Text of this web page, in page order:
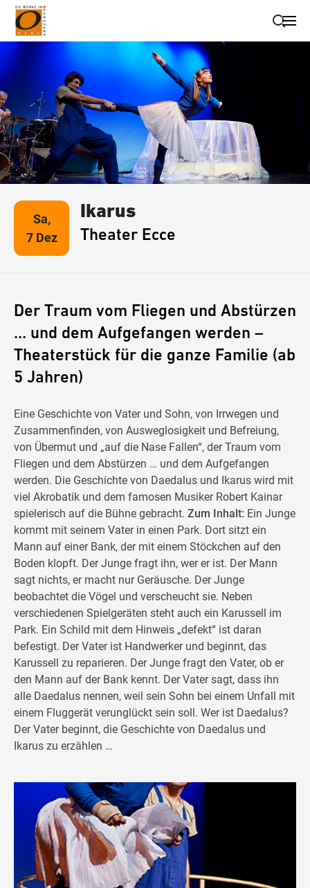
Suche schließen
Wegbeschreibung erhalten
Sa,
7 Dez
Ikarus
Theater Ecce
Der Traum vom Fliegen und Abstürzen
… und dem Aufgefangen werden –
Theaterstück für die ganze Familie (ab
5 Jahren)
Eine Geschichte von Vater und Sohn, von Irrwegen und
Zusammenfinden, von Ausweglosigkeit und Befreiung,
von Übermut und „auf die Nase Fallen“, der Traum vom
Fliegen und dem Abstürzen … und dem Aufgefangen
werden. Die Geschichte von Daedalus und Ikarus wird mit
viel Akrobatik und dem famosen Musiker Robert Kainar
spielerisch auf die Bühne gebracht. Zum Inhalt: Ein Junge
kommt mit seinem Vater in einen Park. Dort sitzt ein
Mann auf einer Bank, der mit einem Stöckchen auf den
Boden klopft. Der Junge fragt ihn, wer er ist. Der Mann
sagt nichts, er macht nur Geräusche. Der Junge
beobachtet die Vögel und verscheucht sie. Neben
verschiedenen Spielgeräten steht auch ein Karussell im
Park. Ein Schild mit dem Hinweis „defekt“ ist daran
befestigt. Der Vater ist Handwerker und beginnt, das
Karussell zu reparieren. Der Junge fragt den Vater, ob er
den Mann auf der Bank kennt. Der Vater sagt, dass ihn
alle Daedalus nennen, weil sein Sohn bei einem Unfall mit
einem Fluggerät verunglückt sein soll. Wer ist Daedalus?
Der Vater beginnt, die Geschichte von Daedalus und
Ikarus zu erzählen …